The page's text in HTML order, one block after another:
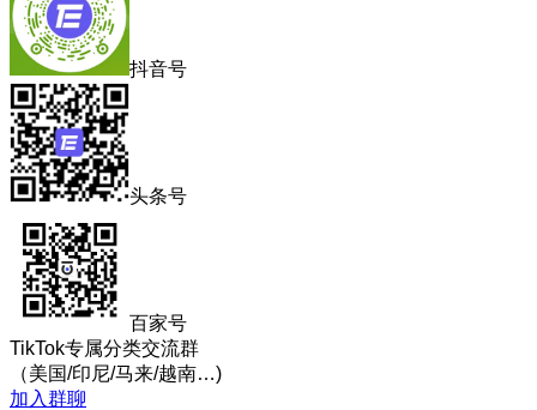
抖音号
头条号
百家号
TikTok专属分类交流群
（美国/印尼/马来/越南…)
加入群聊